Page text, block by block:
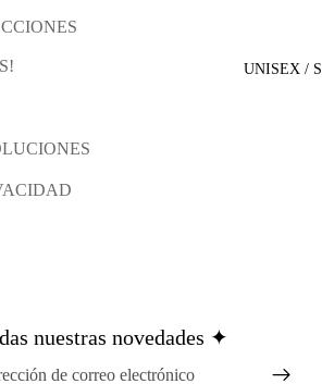
UNISEX /
nuestras novedades ✦